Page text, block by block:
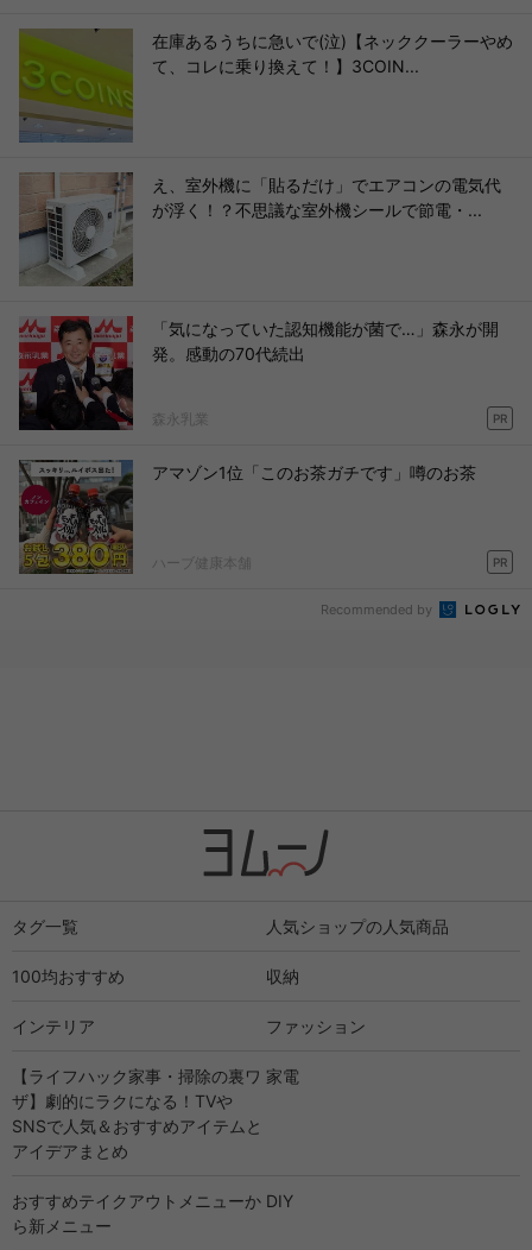
在庫あるうちに急いで(泣)【ネッククーラーやめ
て、コレに乗り換えて！】3COIN...
え、室外機に「貼るだけ」でエアコンの電気代
が浮く！？不思議な室外機シールで節電・...
「気になっていた認知機能が菌で…」森永が開
発。感動の70代続出
森永乳業 PR
アマゾン1位「このお茶ガチです」噂のお茶
ハーブ健康本舗 PR
Recommended by
タグ一覧 人気ショップの人気商品
100均おすすめ 収納
インテリア ファッション
【ライフハック家事・掃除の裏ワ
ザ】劇的にラクになる！TVや
SNSで人気＆おすすめアイテムと
アイデアまとめ
家電
おすすめテイクアウトメニューか
ら新メニュー
DIY